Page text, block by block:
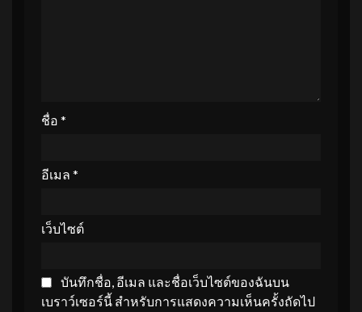
ชื่อ *
อีเมล *
เว็บไซต์
บันทึกชื่อ, อีเมล และชื่อเว็บไซต์ของฉันบน
เบราว์เซอร์นี้ สำหรับการแสดงความเห็นครั้งถัดไป